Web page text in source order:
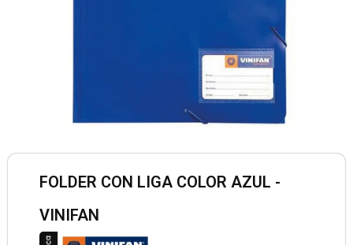
FOLDER CON LIGA COLOR AZUL -
VINIFAN